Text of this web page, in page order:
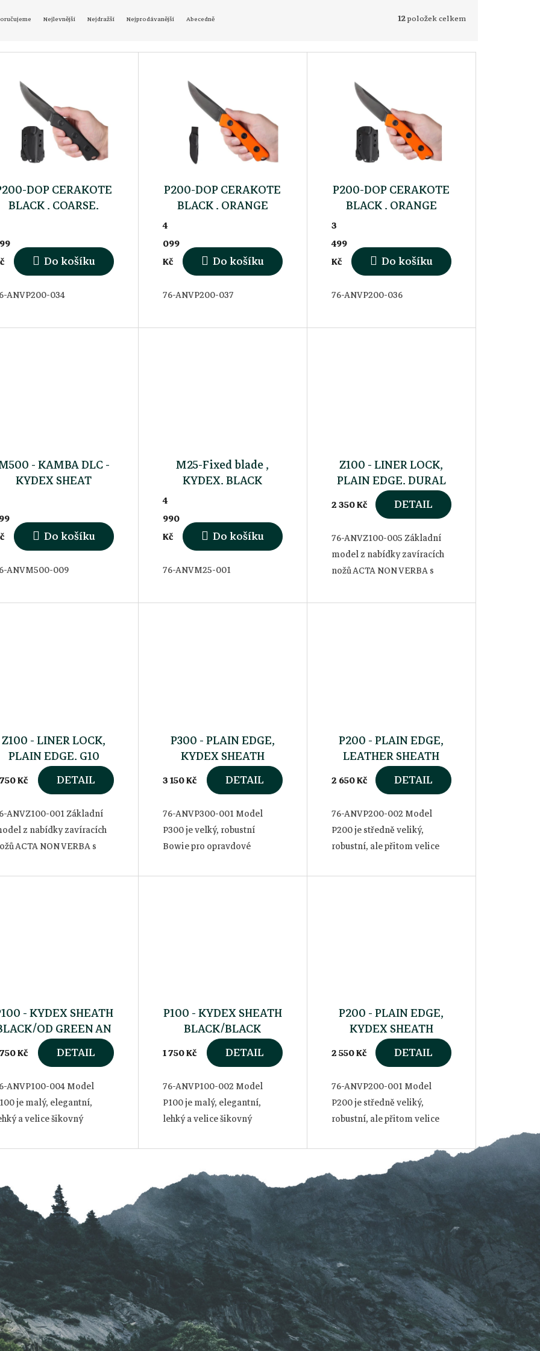
Nejlevnější Nejdražší Nejprodávanější Abecedně 12položek celkem
DOP CERAKOTE
BLACK , COARSE,
Do košíku
ANVP200-034
P200-DOP CERAKOTE
BLACK , ORANGE
4
099
Kč
Do košíku
76-ANVP200-037
P200-DOP CERAKOTE
BLACK , ORANGE
3
499
Kč
Do košíku
76-ANVP200-036
- KAMBA DLC -
KYDEX SHEAT
Do košíku
ANVM500-009
M25-Fixed blade ,
KYDEX, BLACK
4
990
Kč
Do košíku
76-ANVM25-001
Z100 - LINER LOCK,
PLAIN EDGE, DURAL
2 350 Kč DETAIL
76-ANVZ100-005 Základní
model z nabídky zavíracích
nožů ACTA NON VERBA s
oblíbenou pojistkou typu
Z100 - LINER LOCK,
PLAIN EDGE, G10
Kč DETAIL
ANVZ100-001 Základní
z nabídky zavíracích
ACTA NON VERBA s
oblíbenou pojistkou
P300 - PLAIN EDGE,
KYDEX SHEATH
BLACK
3 150 Kč DETAIL
76-ANVP300-001 Model
P300 je velký, robustní
Bowie pro opravdové
tvarem je určen především
P200 - PLAIN EDGE,
LEATHER SHEATH
BLACK
2 650 Kč DETAIL
76-ANVP200-002 Model
P200 je středně veliký,
robustní, ale přitom velice
den v přírodě nebo na
- KYDEX SHEATH
OD GREEN AN
Kč DETAIL
ANVP100-004 Model
je malý, elegantní,
a velice šikovný
Překvapí vás svou
který padne
P100 - KYDEX SHEATH
BLACK/BLACK
1 750 Kč DETAIL
76-ANVP100-002 Model
P100 je malý, elegantní,
lehký a velice šikovný
den. Překvapí vás svou
obratností, nízkou hmotností
a designem, který padne
do...
P200 - PLAIN EDGE,
KYDEX SHEATH
BLACK
2 550 Kč DETAIL
76-ANVP200-001 Model
P200 je středně veliký,
robustní, ale přitom velice
den v přírodě nebo na
cestách.Je určen především
lovcům, táborníkům a...
O
v
l
á
d
a